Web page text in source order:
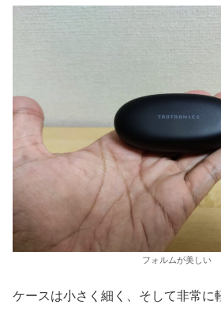
フォルムが美しい
ケースは小さく細く、そして非常に